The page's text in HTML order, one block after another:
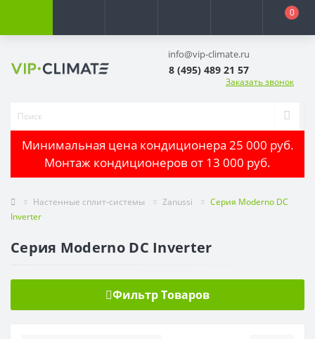
0
info@vip-climate.ru
8 (495) 489 21 57
Заказать звонок
Минимальная цена кондиционера 25 000 руб.
Монтаж кондиционеров от 13 000 руб.
Настенные сплит-системы Zanussi
Серия Moderno DC
Inverter
Серия Moderno DC Inverter
Фильтр Товаров